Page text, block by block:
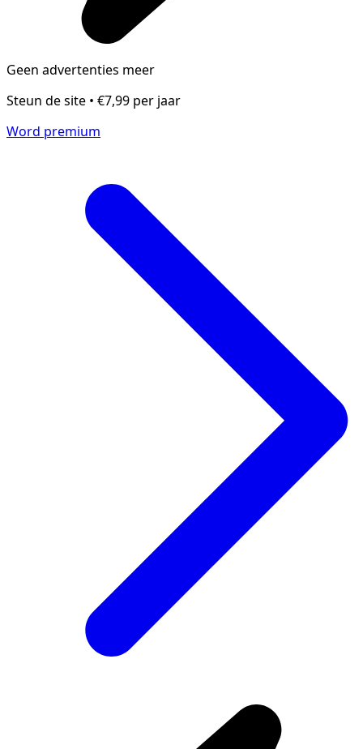
Geen advertenties meer
Steun de site • €7,99 per jaar
Word premium